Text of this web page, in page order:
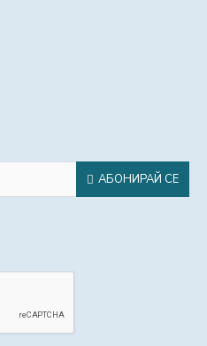
АБОНИРАЙ СЕ